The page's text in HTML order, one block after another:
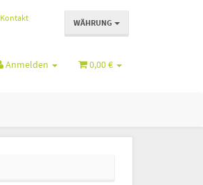
WÄHRUNG
Kontakt
Anmelden 0,00 €